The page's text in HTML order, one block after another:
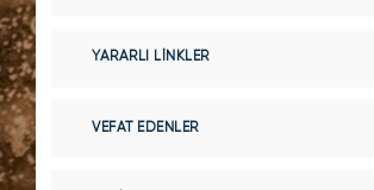
YARARLI LINKLER
VEFAT EDENLER